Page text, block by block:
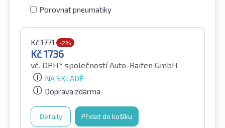
Porovnat pneumatiky
Kč1771 -2%
Kč1736
vč. DPH* společností Auto-Raifen GmbH
NA SKLADĚ
Doprava zdarma
Detaily Přidat do košíku